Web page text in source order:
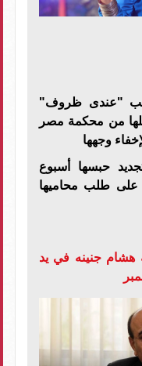
"عندى ظروف"
من محكمة مصر
وجهها
حبسها أسبوع
على طلب محاميها
هشام جنينه في يد